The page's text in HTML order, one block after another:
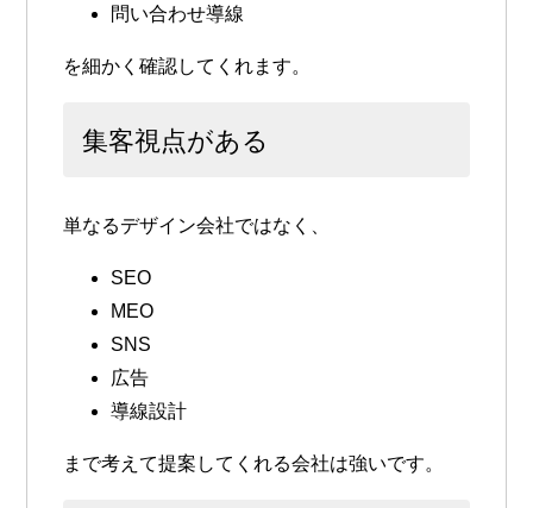
問い合わせ導線
を細かく確認してくれます。
集客視点がある
単なるデザイン会社ではなく、
SEO
MEO
SNS
広告
導線設計
まで考えて提案してくれる会社は強いです。